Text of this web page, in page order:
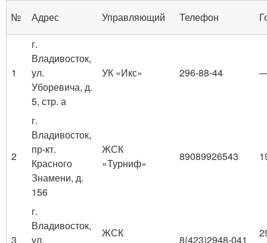
№
Адрес Управляющий Телефон
1
г.
Владивосток,
ул.
Уборевича, д.
5, стр. а
УК «Икс» 296-88-44
2
г.
Владивосток,
пр-кт.
Красного
Знамени, д.
156
ЖСК
«Турниф»
89089926543
3
г.
Владивосток,
ул.
ЖСК
8(423)2948-041